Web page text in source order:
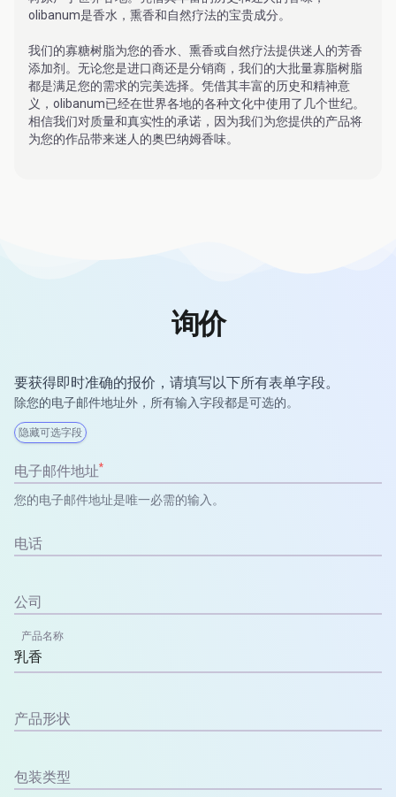
olibanum是香水，熏香和自然疗法的宝贵成分。
我们的寡糖树脂为您的香水、熏香或自然疗法提供迷人的芳香
添加剂。无论您是进口商还是分销商，我们的大批量寡脂树脂
都是满足您的需求的完美选择。凭借其丰富的历史和精神意
义，olibanum已经在世界各地的各种文化中使用了几个世纪。
相信我们对质量和真实性的承诺，因为我们为您提供的产品将
为您的作品带来迷人的奥巴纳姆香味。
询价
要获得即时准确的报价，请填写以下所有表单字段。
除您的电子邮件地址外，所有输入字段都是可选的。
隐藏可选字段
电子邮件地址*
您的电子邮件地址是唯一必需的输入。
电话
公司
产品名称
产品形状
包装类型